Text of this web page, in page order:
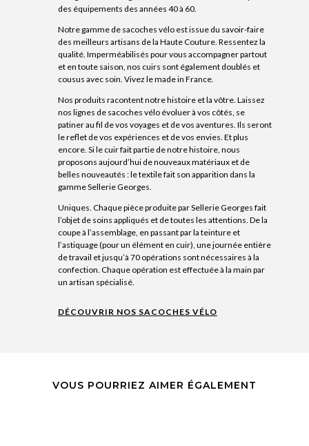
des équipements des années 40 à 60.
Notre gamme de sacoches vélo est issue du savoir-faire
des meilleurs artisans de la Haute Couture. Ressentez la
qualité. Imperméabilisés pour vous accompagner partout
et en toute saison, nos cuirs sont également doublés et
cousus avec soin. Vivez le made in France.
Nos produits racontent notre histoire et la vôtre. Laissez
nos lignes de sacoches vélo évoluer à vos côtés, se
patiner au fil de vos voyages et de vos aventures. Ils seront
le reflet de vos expériences et de vos envies. Et plus
encore. Si le cuir fait partie de notre histoire, nous
proposons aujourd’hui de nouveaux matériaux et de
belles nouveautés : le textile fait son apparition dans la
gamme Sellerie Georges.
Uniques. Chaque pièce produite par Sellerie Georges fait
l’objet de soins appliqués et de toutes les attentions. De la
coupe à l’assemblage, en passant par la teinture et
l’astiquage (pour un élément en cuir), une journée entière
de travail et jusqu’à 70 opérations sont nécessaires à la
confection. Chaque opération est effectuée à la main par
un artisan spécialisé.
DÉCOUVRIR NOS SACOCHES VÉLO
VOUS POURRIEZ AIMER ÉGALEMENT